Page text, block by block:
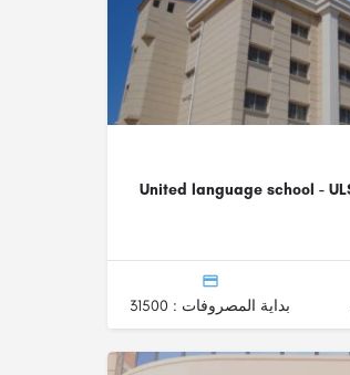
بداية المصروفات : 31500